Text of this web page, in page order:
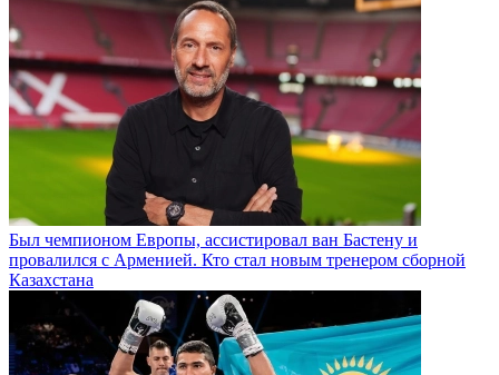
Был чемпионом Европы, ассистировал ван Бастену и
провалился с Арменией. Кто стал новым тренером сборной
Казахстана